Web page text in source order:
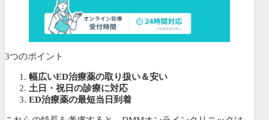
3つのポイント
幅広いED治療薬の取り扱い＆安い
土日・祝日の診療に対応
ED治療薬の最短当日到着